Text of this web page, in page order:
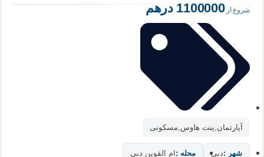
شروع از 1100000 درهم
آپارتمان,پنت هاوس, مسکونی
شهر : دبی محله :ام القوین دبی